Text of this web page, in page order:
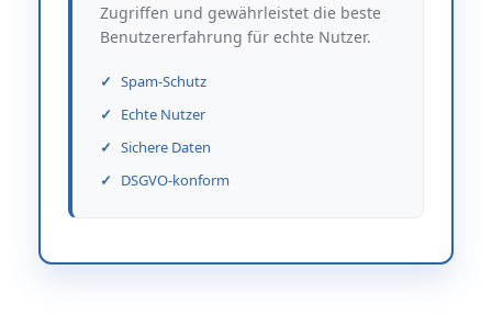
Zugriffen und gewährleistet die beste
Benutzererfahrung für echte Nutzer.
Spam-Schutz
Echte Nutzer
Sichere Daten
DSGVO-konform